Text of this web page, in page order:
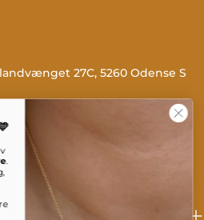
27C, 5260 Odense S
Fredag: 8 - 15:30
.